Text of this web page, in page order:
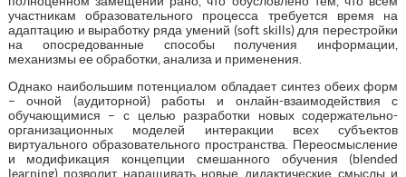
участникам образовательного процесса требуется время на
адаптацию и выработку ряда умений (soft skills) для перестройки
на опосредованные способы получения информации,
механизмы ее обработки, анализа и применения.
Однако наибольшим потенциалом обладает синтез обеих форм
– очной (аудиторной) работы и онлайн-взаимодействия с
обучающимися – с целью разработки новых содержательно-
организационных моделей интеракции всех субъектов
виртуального образовательного пространства. Переосмысление
и модификация концепции смешанного обучения (blended
learning) позволит наращивать новые дидактические смыслы и